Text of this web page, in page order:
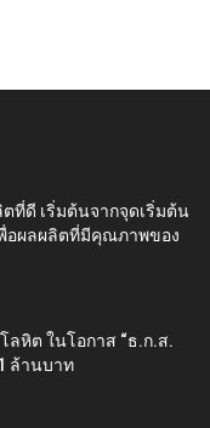
ที่ดี เริ่มต้นจากจุดเริ่มต้น
อผลผลิตที่มีคุณภาพของ
ลหิต ในโอกาส “ธ.ก.ส.
ล้านบาท